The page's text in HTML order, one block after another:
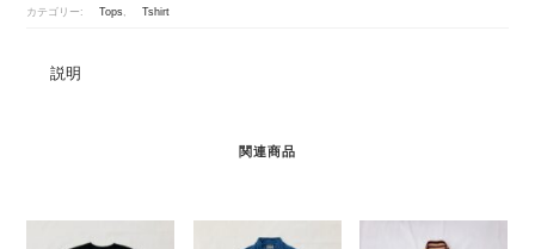
カテゴリー: Tops Tshirt
説明
関連商品